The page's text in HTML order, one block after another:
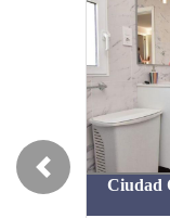
Ciudad Quesada /
Previous